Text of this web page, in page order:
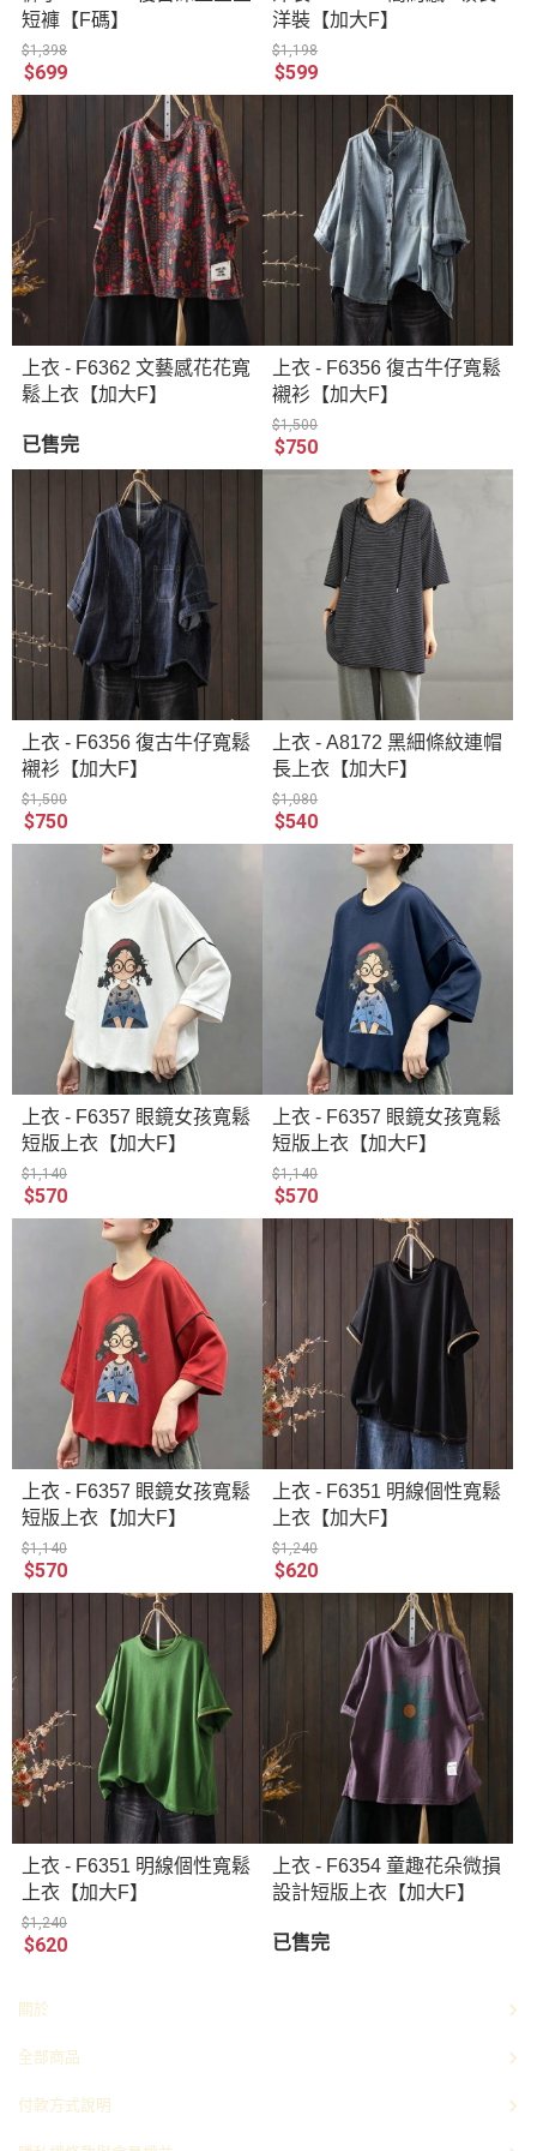
短褲【F碼】
$1,398
$699
洋裝【加大F】
$1,198
$599
上衣 - F6362 文藝感花花寬
鬆上衣【加大F】
已售完
上衣 - F6356 復古牛仔寬鬆
襯衫【加大F】
$1,500
$750
上衣 - F6356 復古牛仔寬鬆
襯衫【加大F】
$1,500
$750
上衣 - A8172 黑細條紋連帽
長上衣【加大F】
$1,080
$540
上衣 - F6357 眼鏡女孩寬鬆
短版上衣【加大F】
$1,140
$570
上衣 - F6357 眼鏡女孩寬鬆
短版上衣【加大F】
$1,140
$570
上衣 - F6357 眼鏡女孩寬鬆
短版上衣【加大F】
$1,140
$570
上衣 - F6351 明線個性寬鬆
上衣【加大F】
$1,240
$620
上衣 - F6351 明線個性寬鬆
上衣【加大F】
$1,240
$620
上衣 - F6354 童趣花朵微損
設計短版上衣【加大F】
已售完
關於
全部商品
付款方式說明